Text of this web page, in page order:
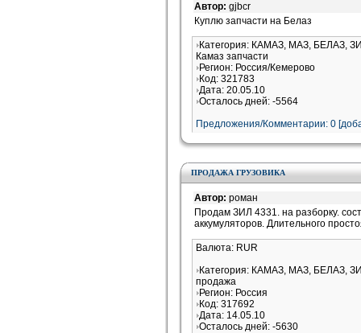
Автор: gjbcr
Куплю запчасти на Белаз
Категория: КАМАЗ, МАЗ, БЕЛАЗ,
Камаз запчасти
Регион: Россия/Кемерово
Код: 321783
Дата: 20.05.10
Осталось дней: -5564
Предложения/Комментарии: 0
ПРОДАЖА ГРУЗОВИКА
Автор: роман
Продам ЗИЛ 4331. на разборку.
аккумуляторов. Длительного
Валюта: RUR
Категория: КАМАЗ, МАЗ, БЕЛАЗ,
продажа
Регион: Россия
Код: 317692
Дата: 14.05.10
Осталось дней: -5630